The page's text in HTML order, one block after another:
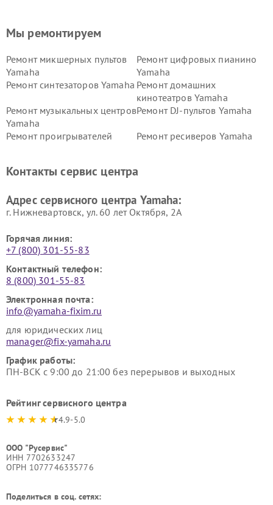
Мы ремонтируем
Ремонт микшерных пультов
Yamaha
Ремонт цифровых пианино
Yamaha
Ремонт синтезаторов Yamaha Ремонт домашних
кинотеатров Yamaha
Ремонт музыкальных центров
Yamaha
Ремонт DJ-пультов Yamaha
Ремонт проигрывателей
Ремонт ресиверов Yamaha
Yamaha
Yamaha
Контакты сервис центра
Адрес сервисного центра Yamaha:
г. Нижневартовск, ул. 60 лет Октября, 2А
Горячая линия:
+7 (800) 301-55-83
Контактный телефон:
8 (800) 301-55-83
Электронная почта:
info@yamaha-fixim.ru
для юридических лиц
manager@fix-yamaha.ru
График работы:
ПН-ВСК с 9:00 до 21:00 без перерывов и выходных
Рейтинг сервисного центра
4.9-5.0
ООО "Русервис"
ИНН 7702633247
ОГРН 1077746335776
Поделиться в соц. сетях: